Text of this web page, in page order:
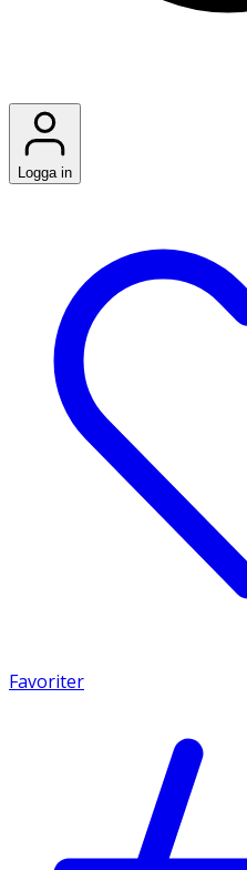
Logga in
Favoriter